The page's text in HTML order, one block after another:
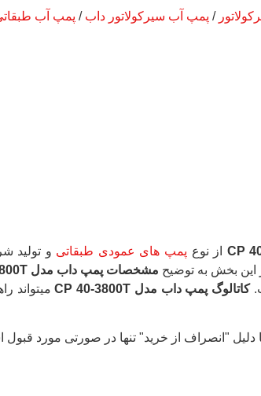
/ پمپ آب سیرکولاتور داب / پمپ آب
از نوع پمپ های عمودی طبقاتی و تولید
این بخش به توضیح مشخصات پمپ داب مدل CP 40-3800T
کاتالوگ پمپ داب مدل CP 40-3800T میتواند
دلیل "انصراف از خرید" تنها در صورتی مورد